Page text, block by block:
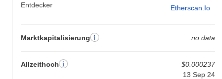
Entdecker Etherscan.io
Marktkapitalisierung no data
Allzeithoch
$0.000237
13 Sep 24